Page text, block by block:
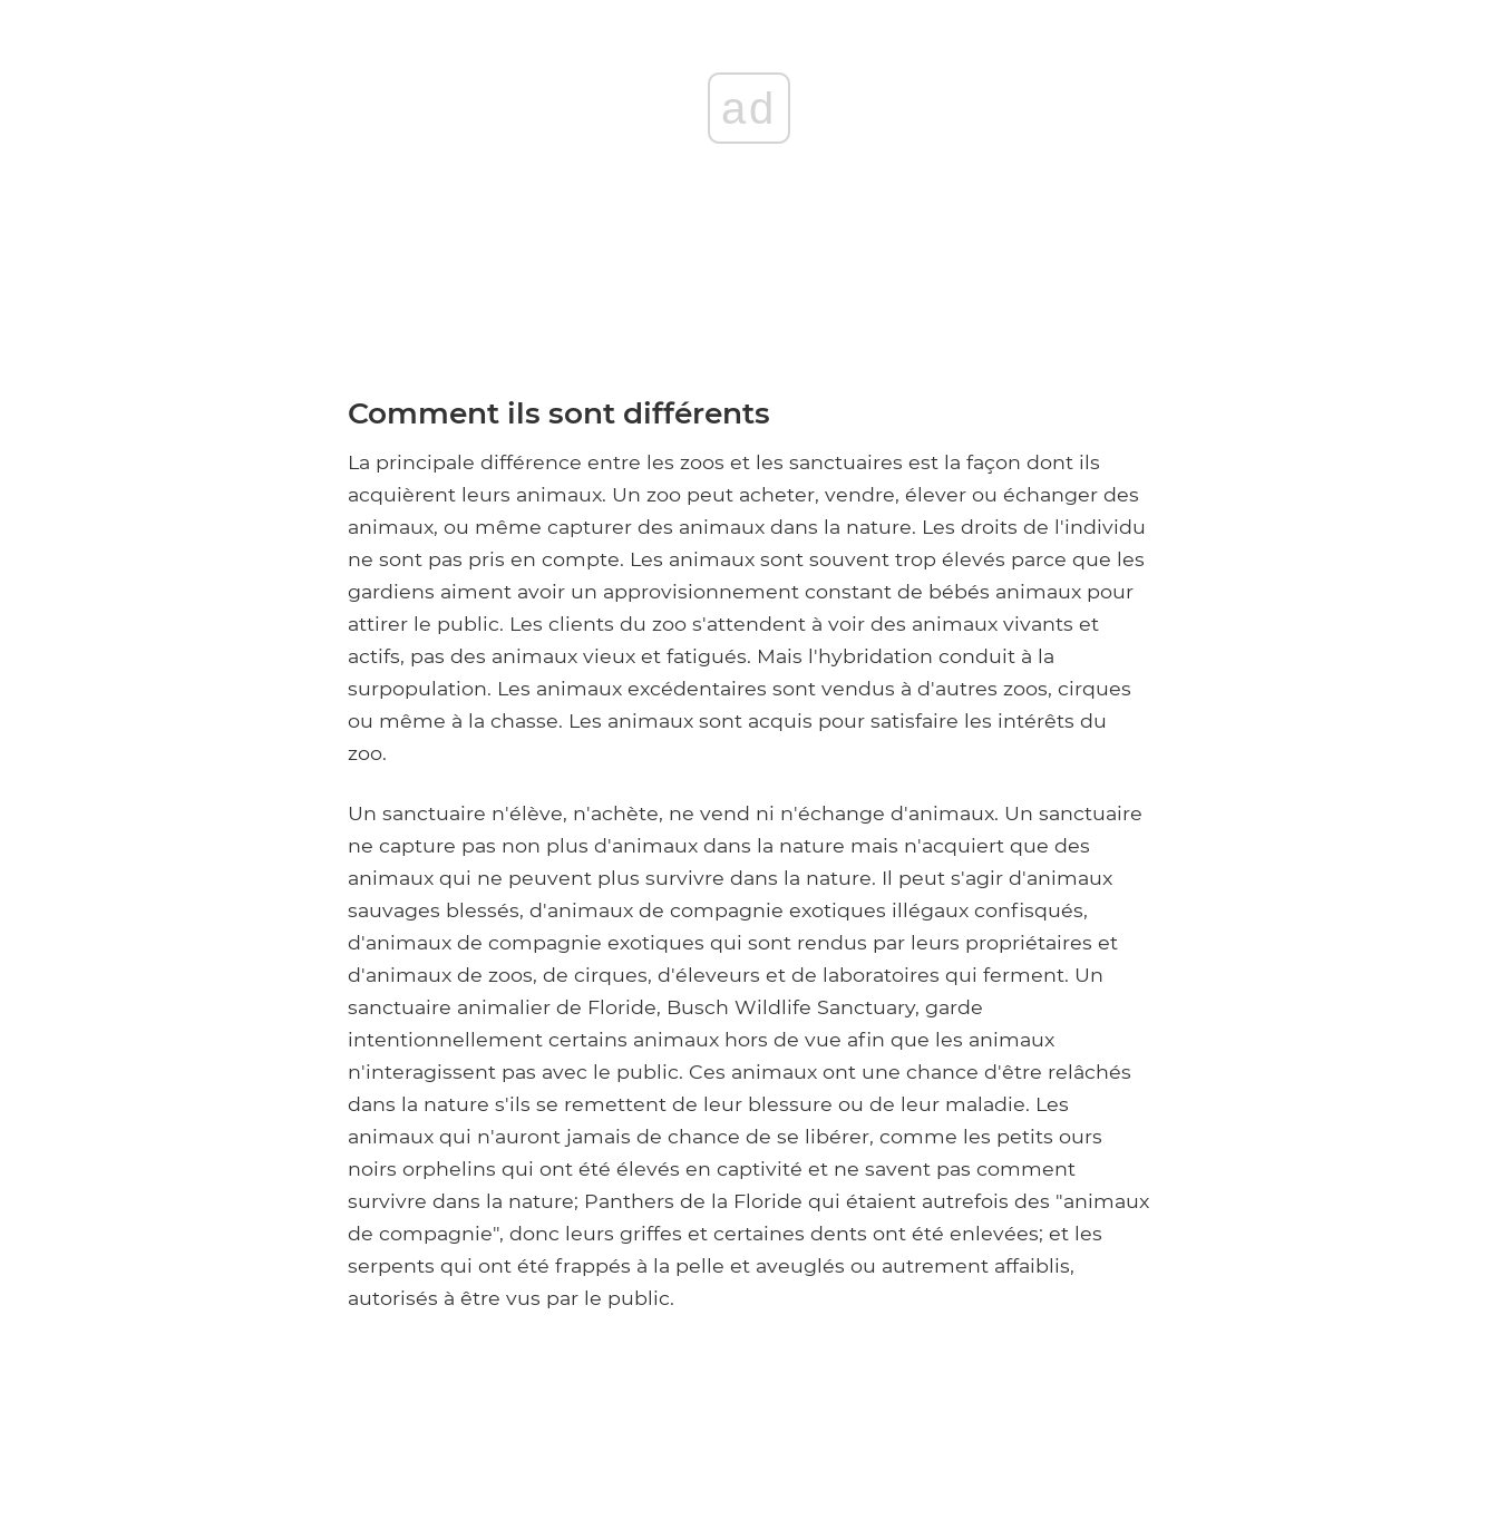
ad
Comment ils sont différents
La principale différence entre les zoos et les sanctuaires est la façon dont ils
acquièrent leurs animaux. Un zoo peut acheter, vendre, élever ou échanger des
animaux, ou même capturer des animaux dans la nature. Les droits de l'individu
ne sont pas pris en compte. Les animaux sont souvent trop élevés parce que les
gardiens aiment avoir un approvisionnement constant de bébés animaux pour
attirer le public. Les clients du zoo s'attendent à voir des animaux vivants et
actifs, pas des animaux vieux et fatigués. Mais l'hybridation conduit à la
surpopulation. Les animaux excédentaires sont vendus à d'autres zoos, cirques
ou même à la chasse. Les animaux sont acquis pour satisfaire les intérêts du
zoo.
Un sanctuaire n'élève, n'achète, ne vend ni n'échange d'animaux. Un sanctuaire
ne capture pas non plus d'animaux dans la nature mais n'acquiert que des
animaux qui ne peuvent plus survivre dans la nature. Il peut s'agir d'animaux
sauvages blessés, d'animaux de compagnie exotiques illégaux confisqués,
d'animaux de compagnie exotiques qui sont rendus par leurs propriétaires et
d'animaux de zoos, de cirques, d'éleveurs et de laboratoires qui ferment. Un
sanctuaire animalier de Floride, Busch Wildlife Sanctuary, garde
intentionnellement certains animaux hors de vue afin que les animaux
n'interagissent pas avec le public. Ces animaux ont une chance d'être relâchés
dans la nature s'ils se remettent de leur blessure ou de leur maladie. Les
animaux qui n'auront jamais de chance de se libérer, comme les petits ours
noirs orphelins qui ont été élevés en captivité et ne savent pas comment
survivre dans la nature; Panthers de la Floride qui étaient autrefois des "animaux
de compagnie", donc leurs griffes et certaines dents ont été enlevées; et les
serpents qui ont été frappés à la pelle et aveuglés ou autrement affaiblis,
autorisés à être vus par le public.